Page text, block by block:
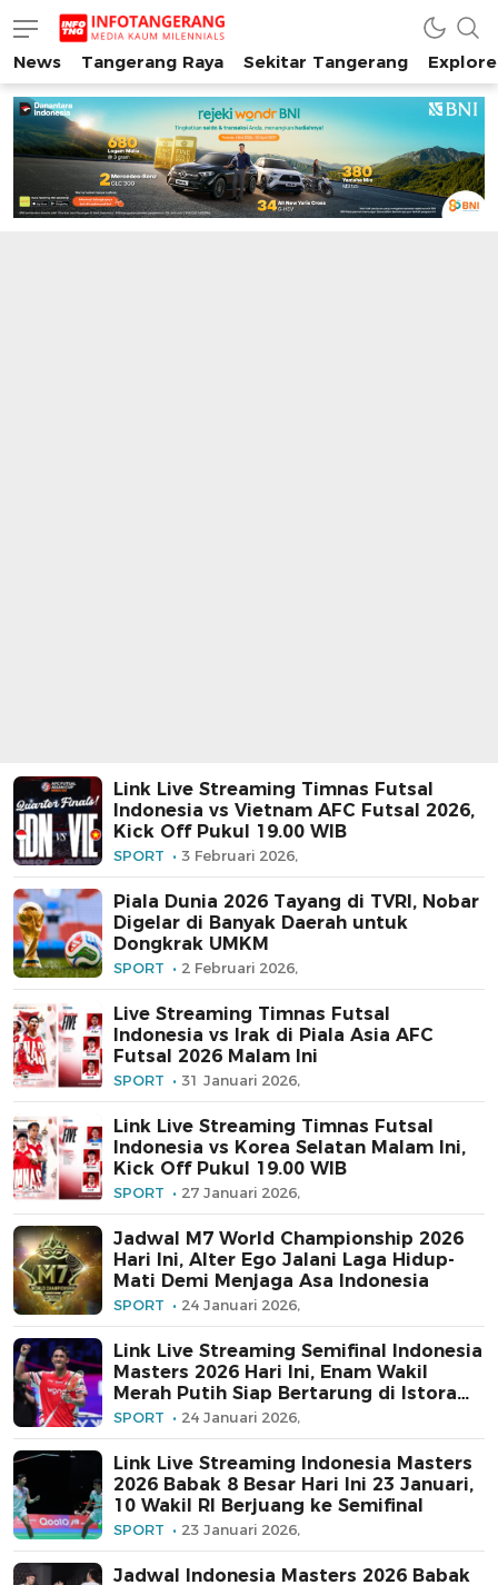
INFO TANGERANG
Media Kaum Millenials Tangerang Raya
News Tangerang Raya Sekitar Tangerang
Link Live Streaming Timnas Futsal
Indonesia vs Vietnam AFC Futsal 2026,
Kick Off Pukul 19.00 WIB
SPORT 3 Februari 2026,
Piala Dunia 2026 Tayang di TVRI, Nobar
Digelar di Banyak Daerah untuk
Dongkrak UMKM
SPORT 2 Februari 2026,
Live Streaming Timnas Futsal
Indonesia vs Irak di Piala Asia AFC
Futsal 2026 Malam Ini
SPORT 31 Januari 2026,
Link Live Streaming Timnas Futsal
Indonesia vs Korea Selatan Malam Ini,
Kick Off Pukul 19.00 WIB
SPORT 27 Januari 2026,
Jadwal M7 World Championship 2026
Hari Ini, Alter Ego Jalani Laga Hidup-
Mati Demi Menjaga Asa Indonesia
SPORT 24 Januari 2026,
Link Live Streaming Semifinal Indonesia
Masters 2026 Hari Ini, Enam Wakil
Merah Putih Siap Bertarung di Istora
Senayan
SPORT 24 Januari 2026,
Link Live Streaming Indonesia Masters
2026 Babak 8 Besar Hari Ini 23 Januari,
10 Wakil RI Berjuang ke Semifinal
SPORT 23 Januari 2026,
Jadwal Indonesia Masters 2026 Babak